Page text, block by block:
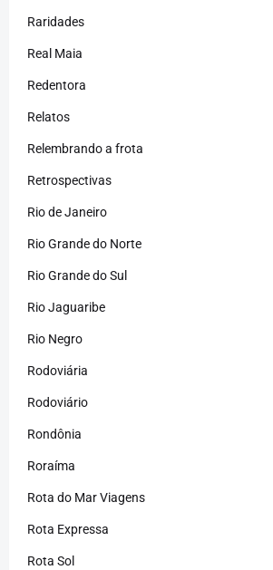
Raridades
Real Maia
Redentora
Relatos
Relembrando a frota
Retrospectivas
Rio de Janeiro
Rio Grande do Norte
Rio Grande do Sul
Rio Jaguaribe
Rio Negro
Rodoviária
Rodoviário
Rondônia
Roraíma
Rota do Mar Viagens
Rota Expressa
Rota Sol